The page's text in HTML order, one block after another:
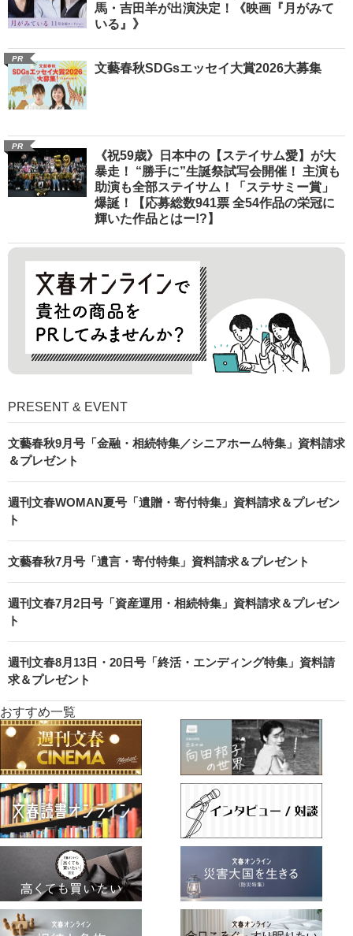
馬・吉田羊が出演決定！《映画『月がみて
いる』》
PR
文藝春秋SDGsエッセイ大賞2026大募集
PR
《祝59歳》日本中の【ステイサム愛】が大
暴走！ “勝手に”生誕祭試写会開催！ 主演も
助演も全部ステイサム！「ステサミー賞」
爆誕！【応募総数941票 全54作品の栄冠に
輝いた作品とはー!?】
PRESENT & EVENT
文藝春秋9月号「金融・相続特集／シニアホーム特集」資料請求
＆プレゼント
週刊文春WOMAN夏号「遺贈・寄付特集」資料請求＆プレゼン
ト
文藝春秋7月号「遺言・寄付特集」資料請求＆プレゼント
週刊文春7月2日号「資産運用・相続特集」資料請求＆プレゼン
ト
週刊文春8月13日・20日号「終活・エンディング特集」資料請
求＆プレゼント
おすすめ一覧